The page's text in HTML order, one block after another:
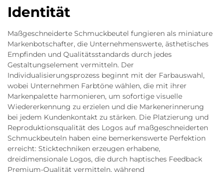
Identität
Maßgeschneiderte Schmuckbeutel fungieren als miniature
Markenbotschafter, die Unternehmenswerte, ästhetisches
Empfinden und Qualitätsstandards durch jedes
Gestaltungselement vermitteln. Der
Individualisierungsprozess beginnt mit der Farbauswahl,
wobei Unternehmen Farbtöne wählen, die mit ihrer
Markenpalette harmonieren, um sofortige visuelle
Wiedererkennung zu erzielen und die Markenerinnerung
bei jedem Kundenkontakt zu stärken. Die Platzierung und
Reproduktionsqualität des Logos auf maßgeschneiderten
Schmuckbeuteln haben eine bemerkenswerte Perfektion
erreicht: Sticktechniken erzeugen erhabene,
dreidimensionale Logos, die durch haptisches Feedback
Premium-Qualität vermitteln, während